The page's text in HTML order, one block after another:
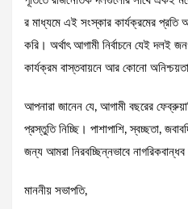
র মাধ্যমে এই সংস্কার কার্যক্রমের প্রতি
করি। অর্থাৎ আগামী নির্বাচনে যেই দলই
কার্যক্রম বাস্তবায়নে আর কোনো
আপনারা জানেন যে, আগামী বছরের
প্রস্তুতি নিচ্ছি। পাশাপাশি, স্বচ্ছতা,
জন্য আমরা নিরবচ্ছিন্নভাবে নাগরিকবান্ধব
মাননীয় সভাপতি,